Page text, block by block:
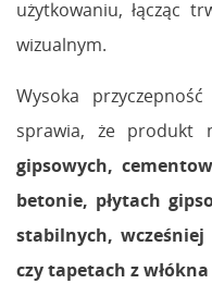
użytkowaniu, łącząc
wizualnym.
Wysoka
sprawia, że produkt
gipsowych,
betonie, płytach
stabilnych,
czy tapetach z